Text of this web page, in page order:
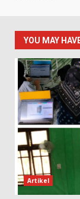
YOU MAY
Artikel